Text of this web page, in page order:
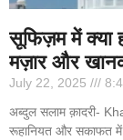
सूफिज़म में क्या
मज़ार और
July 22, 2025
अब्दुल सलाम क़ादरी-
रूहानियत और सकाफत में